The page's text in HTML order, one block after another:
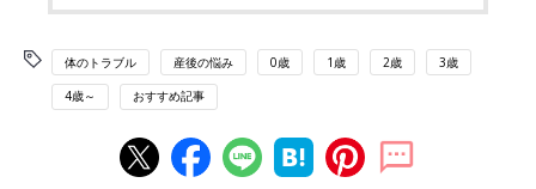
体のトラブル 産後の悩み 0歳 1歳 2歳 3歳
4歳～ おすすめ記事